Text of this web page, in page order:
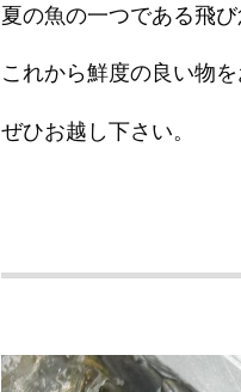
夏の魚の一つである飛び
これから鮮度の良い物
ぜひお越し下さい。